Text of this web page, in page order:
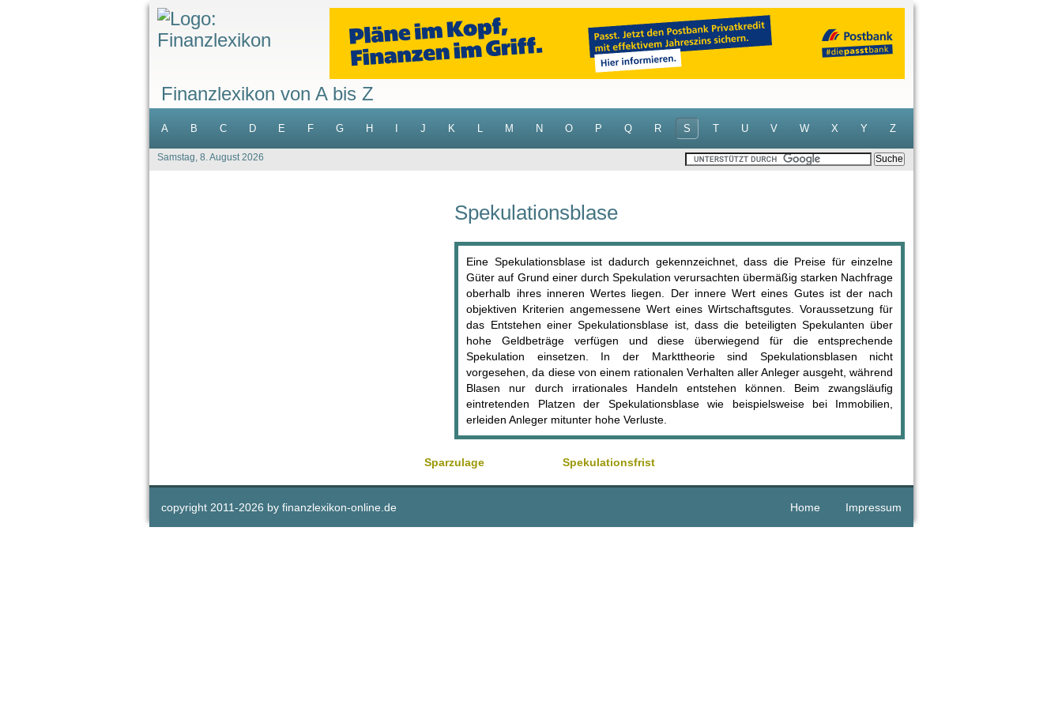
Finanzlexikon von A bis Z
A B C D E F G H J K L M N O P Q R S T U V W X Y Z
Samstag, 8. August 2026
Spekulationsblase
Eine Spekulationsblase ist dadurch gekennzeichnet, dass die Preise für einzelne
Güter auf Grund einer durch Spekulation verursachten übermäßig starken Nachfrage
oberhalb ihres inneren Wertes liegen. Der innere Wert eines Gutes ist der nach
objektiven Kriterien angemessene Wert eines Wirtschaftsgutes. Voraussetzung für
das Entstehen einer Spekulationsblase ist, dass die beteiligten Spekulanten über
hohe Geldbeträge verfügen und diese überwiegend für die entsprechende
Spekulation einsetzen. In der Markttheorie sind Spekulationsblasen nicht
vorgesehen, da diese von einem rationalen Verhalten aller Anleger ausgeht, während
Blasen nur durch irrationales Handeln entstehen können. Beim zwangsläufig
eintretenden Platzen der Spekulationsblase wie beispielsweise bei Immobilien,
erleiden Anleger mitunter hohe Verluste.
Sparzulage Spekulationsfrist
copyright 2011-2026 by finanzlexikon-online.de Home Impressum